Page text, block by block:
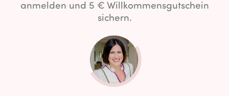
anmelden und 5 € Willkommensgutschein
sichern.